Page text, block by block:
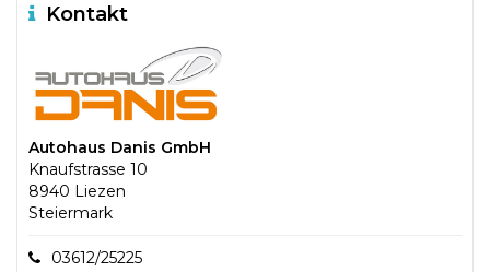
Kontakt
Autohaus Danis GmbH
Knaufstrasse 10
8940 Liezen
Steiermark
03612/25225